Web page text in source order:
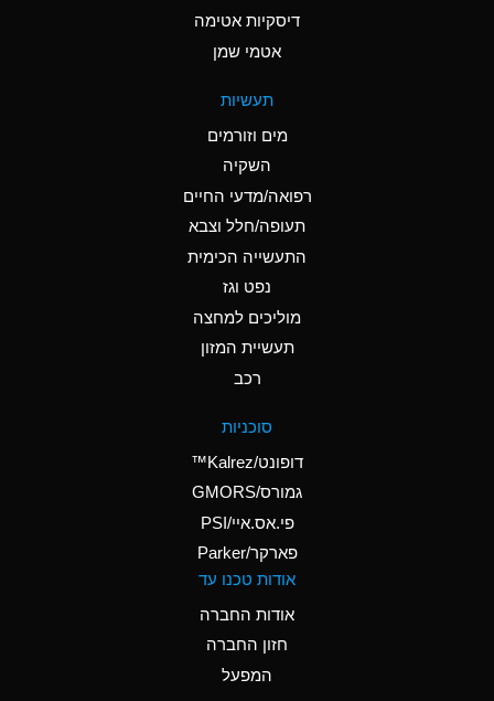
Ammonia Gas (hot)
Ammonium Hydroxide
D
Ammonium Nitrate
Ammonium Nitrite
Ammonium Persulfate
Ammonium Phosphate
A
Ammonium Sulfate
A
Amyl Acetate (Banana
דיסקיות אטימה
אטמי שמן
תעשיות
מים וזורמים
השקיה
רפואה/מדעי החיים
תעופה/חלל וצבא
התעשייה הכימית
נפט וגז
מוליכים למחצה
תעשיית המזון
רכב
סוכניות
דופונט/Kalrez™
גמורס/GMORS
פי.אס.איי/PSI
פארקר/Parker
אודות טכנו עד
אודות החברה
חזון החברה
המפעל